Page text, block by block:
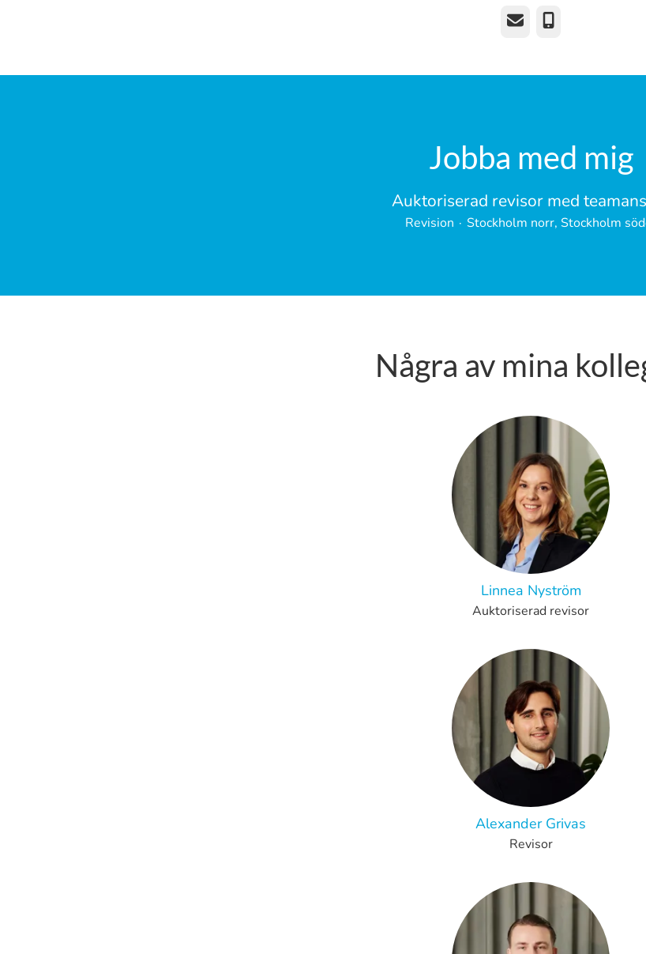
E-post Telefon
Jobba med mig
Auktoriserad revisor med
Revision · Stockholm norr, Stockholm
Några av mina
Linnea Nyström
Auktoriserad revisor
Alexander Grivas
Revisor